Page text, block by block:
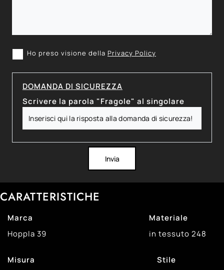
Ho preso visione della Privacy Policy
DOMANDA DI SICUREZZA
Scrivere la parola "Fragole" al singolare
Invia
CARATTERISTICHE
Marca
Hoppla 39
Materiale
in tessuto 248
Misura
Stile